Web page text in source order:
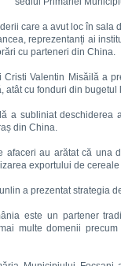
care a avut loc în sala
reprezentanți ai
cu parteneri din China.
Cristi Valentin Misăilă a
atât cu fonduri din
a subliniat deschiderea
din China.
afaceri au arătat că una
exportului de
a prezentat strategia
este un partener
multe domenii